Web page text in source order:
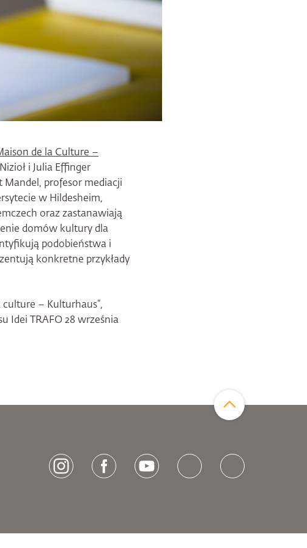
de la Culture –
i Julia Effinger
profesor mediacji
w Hildesheim,
oraz zastanawiają
domów kultury dla
podobieństwa i
konkretne przykłady
– Kulturhaus”,
Idei TRAFO 28 września
[socialLinksTitle]